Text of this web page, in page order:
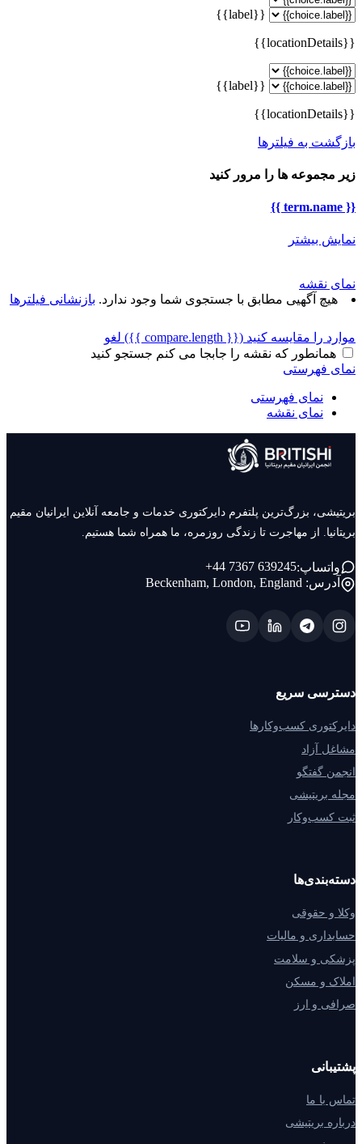
{{label}}
{{locationDetails}}
{{label}}
{{locationDetails}}
بازگشت به فیلترها
زیر مجموعه ها را مرور کنید
{{ term.name }}
نمایش بیشتر
نمای نقشه
هیچ آگهیی مطابق با جستجوی شما وجود ندارد. بازنشانی فیلترها
موارد را مقایسه کنید ({{ compare.length }})
لغو
همانطور که نقشه را جابجا می کنم جستجو کنید
نمای فهرستی
نمای فهرستی
نمای نقشه
بریتیشی، بزرگ‌ترین پلتفرم دایرکتوری خدمات و جامعه آنلاین ایرانیان مقیم
بریتانیا. از مهاجرت تا زندگی روزمره، ما همراه شما هستیم.
واتساپ:+44 7367 639245
آدرس: Beckenham, London, England
دسترسی سریع
دایرکتوری کسب‌وکارها
مشاغل آزاد
انجمن گفتگو
مجله بریتیشی
ثبت کسب‌وکار
دسته‌بندی‌ها
وکلا و حقوقی
حسابداری و مالیات
پزشکی و سلامت
املاک و مسکن
صرافی و ارز
پشتیبانی
تماس با ما
درباره بریتیشی